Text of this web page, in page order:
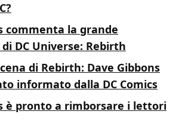
commenta la grande
DC Universe: Rebirth
di Rebirth: Dave Gibbons
informato dalla DC Comics
è pronto a rimborsare i lettori